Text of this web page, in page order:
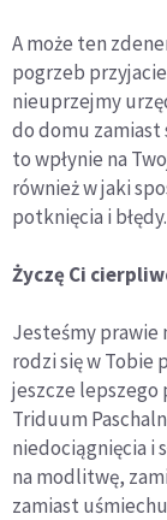
A może ten
pogrzeb
nieuprzejmy
do domu zamiast
to wpłynie na
również w jaki
potknięcia i błędy.
Życzę Ci
Jesteśmy prawie
rodzi się w Tobie
jeszcze lepszego
Triduum
niedociągnięcia i
na modlitwę,
zamiast